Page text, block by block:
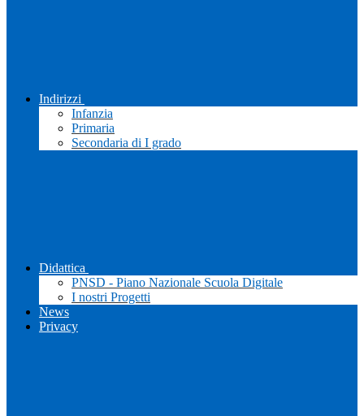
Indirizzi
Infanzia
Primaria
Secondaria di I grado
Didattica
PNSD - Piano Nazionale Scuola Digitale
I nostri Progetti
News
Privacy